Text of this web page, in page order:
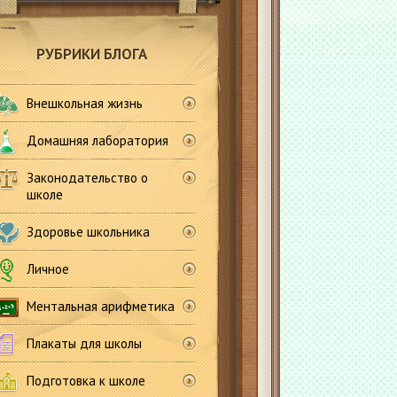
РУБРИКИ БЛОГА
Внешкольная жизнь
Домашняя лаборатория
Законодательство о
школе
Здоровье школьника
Личное
Ментальная арифметика
Плакаты для школы
Подготовка к школе